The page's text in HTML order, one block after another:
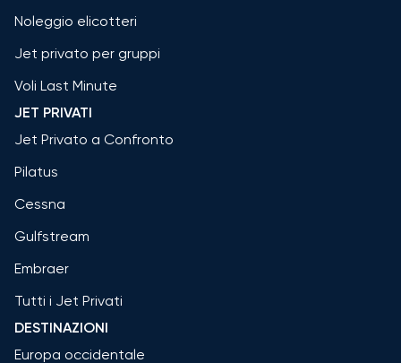
Noleggio elicotteri
Jet privato per gruppi
Voli Last Minute
JET PRIVATI
Jet Privato a Confronto
Pilatus
Cessna
Gulfstream
Embraer
Tutti i Jet Privati
DESTINAZIONI
Europa occidentale